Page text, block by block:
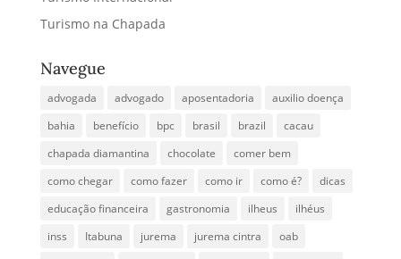
Turismo na Chapada
Navegue
advogada advogado aposentadoria
auxilio doença
bahia
benefício bpc brasil brazil
cacau
chapada diamantina
chocolate
comer bem
como chegar
como fazer como ir como é?
dicas
educação financeira
gastronomia ilheus
ilhéus
inss
Itabuna jurema jurema cintra
oab